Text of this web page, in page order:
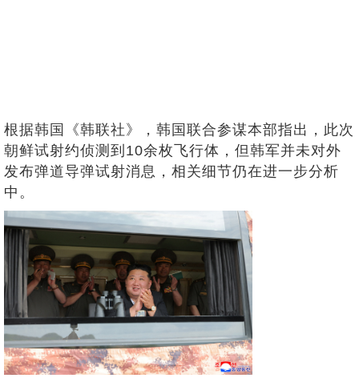
根据韩国《韩联社》，韩国联合参谋本部指出，此次
朝鲜试射约侦测到10余枚飞行体，但韩军并未对外
发布弹道导弹试射消息，相关细节仍在进一步分析
中。